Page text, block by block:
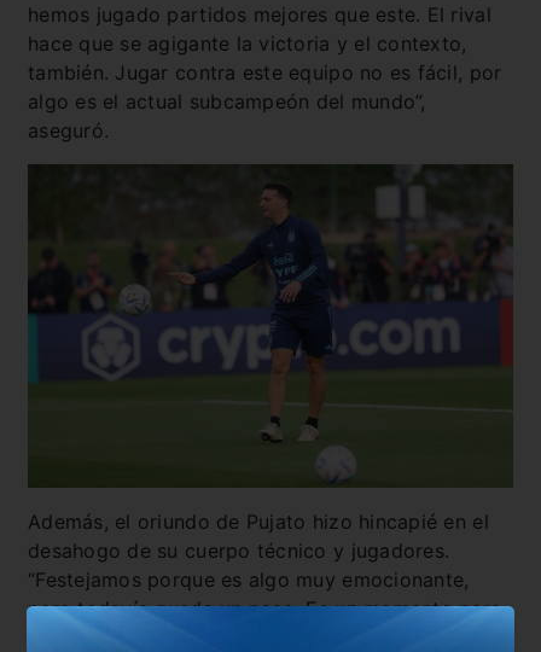
hemos jugado partidos mejores que este. El rival
hace que se agigante la victoria y el contexto,
también. Jugar contra este equipo no es fácil, por
algo es el actual subcampeón del mundo”,
aseguró.
Además, el oriundo de Pujato hizo hincapié en el
desahogo de su cuerpo técnico y jugadores.
“Festejamos porque es algo muy emocionante,
pero todavía queda un paso. Es un momento para
disfrutar, pero ya tenemos que pensar en lo que